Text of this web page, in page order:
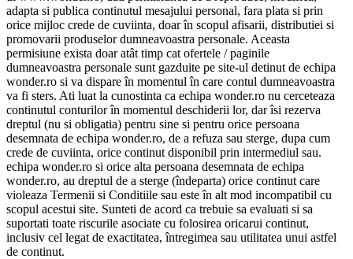
adapta si publica continutul mesajului personal, fara plata si prin
orice mijloc crede de cuviinta, doar în scopul afisarii, distributiei si
promovarii produselor dumneavoastra personale. Aceasta
permisiune exista doar atât timp cat ofertele / paginile
dumneavoastra personale sunt gazduite pe site-ul detinut de echipa
wonder.ro si va dispare în momentul în care contul dumneavoastra
va fi sters. Ati luat la cunostinta ca echipa wonder.ro nu cerceteaza
continutul conturilor în momentul deschiderii lor, dar îsi rezerva
dreptul (nu si obligatia) pentru sine si pentru orice persoana
desemnata de echipa wonder.ro, de a refuza sau sterge, dupa cum
crede de cuviinta, orice continut disponibil prin intermediul sau.
echipa wonder.ro si orice alta persoana desemnata de echipa
wonder.ro, au dreptul de a sterge (îndeparta) orice continut care
violeaza Termenii si Conditiile sau este în alt mod incompatibil cu
scopul acestui site. Sunteti de acord ca trebuie sa evaluati si sa
suportati toate riscurile asociate cu folosirea oricarui continut,
inclusiv cel legat de exactitatea, întregimea sau utilitatea unui astfel
de continut.